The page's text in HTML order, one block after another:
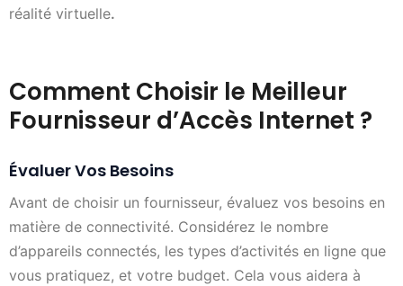
réalité virtuelle.
Comment Choisir le Meilleur
Fournisseur d’Accès Internet ?
Évaluer Vos Besoins
Avant de choisir un fournisseur, évaluez vos besoins en
matière de connectivité. Considérez le nombre
d’appareils connectés, les types d’activités en ligne que
vous pratiquez, et votre budget. Cela vous aidera à